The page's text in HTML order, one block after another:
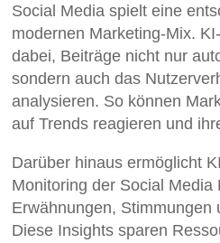
Social Media spielt eine
modernen Marketing-Mix.
dabei, Beiträge nicht nur
sondern auch das
analysieren. So können
auf Trends reagieren und
Darüber hinaus ermöglicht
Monitoring der Social Media
Erwähnungen, Stimmungen
Diese Insights sparen